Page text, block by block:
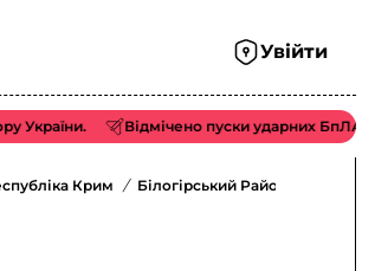
Увійти
Відмічено пуски ударних БпЛА типу
Крим / Білогірський Район